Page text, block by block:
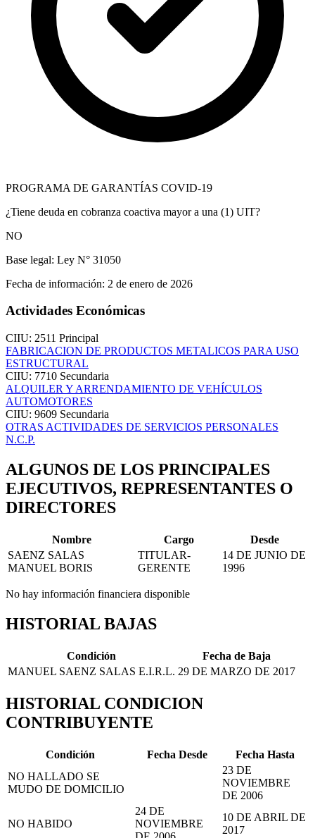
PROGRAMA DE GARANTÍAS COVID-19
¿Tiene deuda en cobranza coactiva mayor a una (1) UIT?
NO
Base legal: Ley N° 31050
Fecha de información: 2 de enero de 2026
Actividades Económicas
CIIU: 2511 Principal
FABRICACION DE PRODUCTOS METALICOS PARA USO
ESTRUCTURAL
CIIU: 7710 Secundaria
ALQUILER Y ARRENDAMIENTO DE VEHÍCULOS
AUTOMOTORES
CIIU: 9609 Secundaria
OTRAS ACTIVIDADES DE SERVICIOS PERSONALES
N.C.P.
ALGUNOS DE LOS PRINCIPALES
EJECUTIVOS, REPRESENTANTES O
DIRECTORES
Nombre Cargo
Desde
SAENZ SALAS
MANUEL BORIS
TITULAR-
GERENTE
14 DE JUNIO DE
1996
No hay información financiera disponible
HISTORIAL BAJAS
Condición
Fecha de Baja
MANUEL SAENZ SALAS E.I.R.L. 29 DE MARZO DE 2017
HISTORIAL CONDICION
CONTRIBUYENTE
Condición Fecha Desde
Fecha Hasta
NO HALLADO SE
MUDO DE DOMICILIO
23 DE
NOVIEMBRE
DE 2006
NO HABIDO
24 DE
NOVIEMBRE
10 DE ABRIL DE
2017